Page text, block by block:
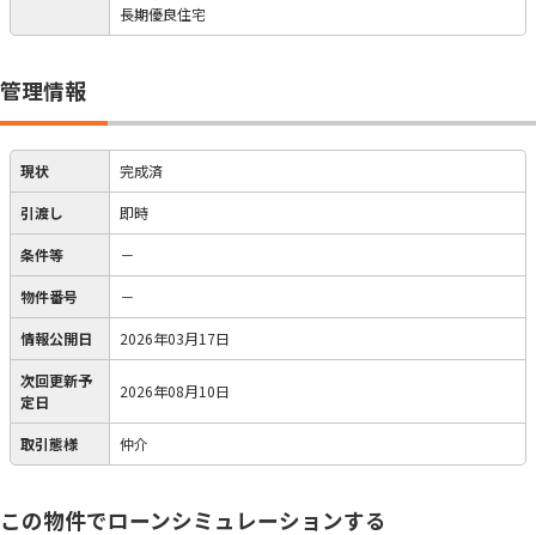
長期優良住宅
管理情報
現状 完成済
引渡し 即時
条件等 －
物件番号 －
情報公開日 2026年03月17日
次回更新予
定日
2026年08月10日
取引態様 仲介
この物件でローンシミュレーションする